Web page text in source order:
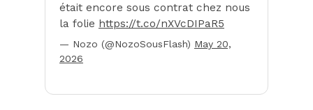
était encore sous contrat chez nous
la folie https://t.co/nXVcDIPaR5
— Nozo (@NozoSousFlash) May 20,
2026